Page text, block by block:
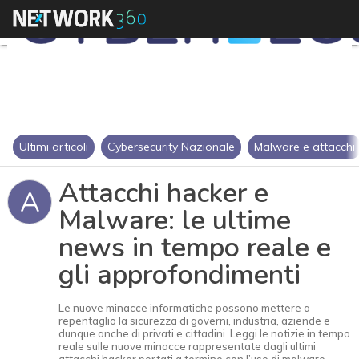
Ultimi articoli Cybersecurity Nazionale Malware e attacchi
A Attacchi hacker e
Malware: le ultime
news in tempo reale e
gli approfondimenti
Le nuove minacce informatiche possono mettere a
repentaglio la sicurezza di governi, industria, aziende e
dunque anche di privati e cittadini. Leggi le notizie in tempo
reale sulle nuove minacce rappresentate dagli ultimi